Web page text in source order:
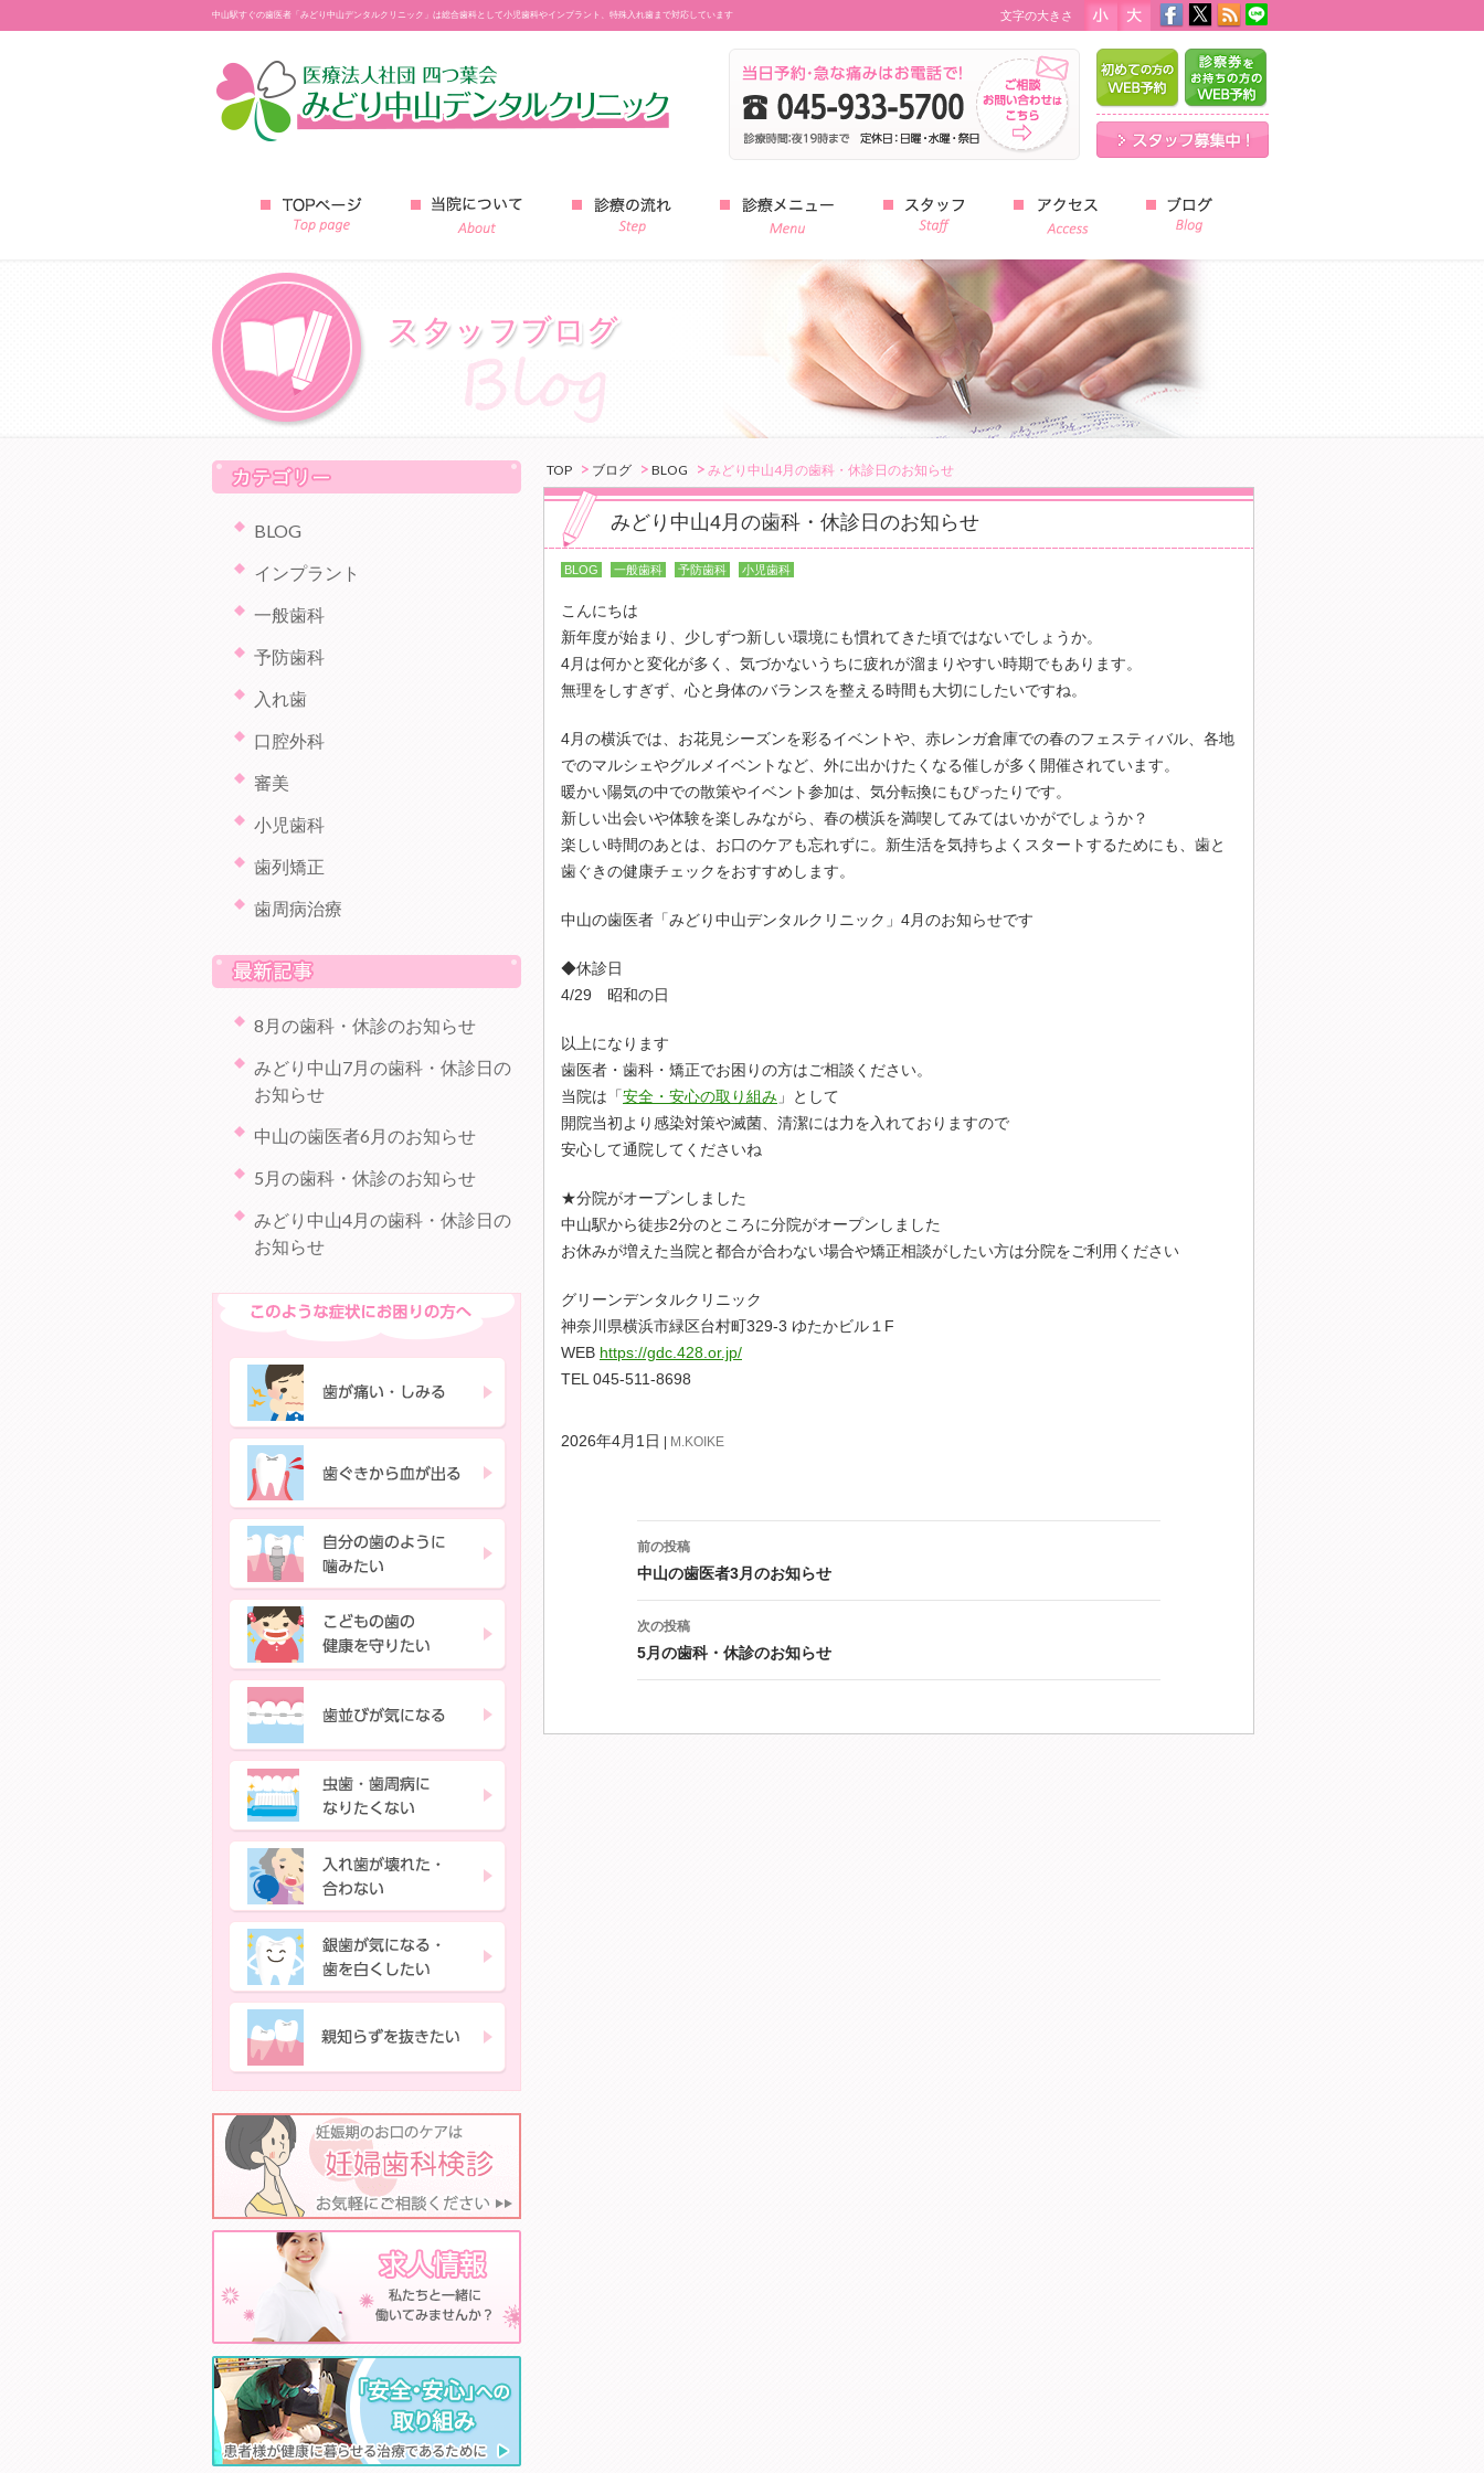
中山駅すぐの歯医者「みどり中山デンタルクリニック」は総合歯科として小児歯科やインプラント、特殊入れ歯まで対応しています 文字の大きさ
みどり中山デンタルクリニック はじめての方のWEB予約
TOP ブログ BLOG みどり中山4月の歯科・休診日のお知らせ
みどり中山4月の歯科・休診日のお知らせ
BLOG 一般歯科 予防歯科 小児歯科
こんにちは
新年度が始まり、少しずつ新しい環境にも慣れてきた頃ではないでしょうか。
4月は何かと変化が多く、気づかないうちに疲れが溜まりやすい時期でもあります。
無理をしすぎず、心と身体のバランスを整える時間も大切にしたいですね。
4月の横浜では、お花見シーズンを彩るイベントや、赤レンガ倉庫での春のフェスティバル、各地
でのマルシェやグルメイベントなど、外に出かけたくなる催しが多く開催されています。
暖かい陽気の中での散策やイベント参加は、気分転換にもぴったりです。
新しい出会いや体験を楽しみながら、春の横浜を満喫してみてはいかがでしょうか？
楽しい時間のあとは、お口のケアも忘れずに。新生活を気持ちよくスタートするためにも、歯と
歯ぐきの健康チェックをおすすめします。
中山の歯医者「みどり中山デンタルクリニック」4月のお知らせです
◆休診日
4/29 昭和の日
以上になります
歯医者・歯科・矯正でお困りの方はご相談ください。
当院は「安全・安心の取り組み 」として
開院当初より感染対策や滅菌、清潔には力を入れておりますので
安心して通院してくださいね
★分院がオープンしました
中山駅から徒歩2分のところに分院がオープンしました
お休みが増えた当院と都合が合わない場合や矯正相談がしたい方は分院をご利用ください
グリーンデンタルクリニック
神奈川県横浜市緑区台村町329-3 ゆたかビル１F
WEB https://gdc.428.or.jp/
TEL 045-511-8698
2026年4月1日 M.KOIKE
稿
ナ
ー
シ
ョ
前の投稿
中山の歯医者3月のお知らせ
次の投稿
5月の歯科・休診のお知らせ
BLOG
インプラント
一般歯科
予防歯科
入れ歯
口腔外科
審美
小児歯科
歯列矯正
歯周病治療
img src="/images/sp/contents/blog_h4_01.png" alt="最新記事">
8月の歯科・休診のお知らせ
みどり中山7月の歯科・休診日の
お知らせ
中山の歯医者6月のお知らせ
5月の歯科・休診のお知らせ
みどり中山4月の歯科・休診日の
お知らせ
このような症状にお困りの方へ
歯が痛い・しみる
歯ぐきから血が出る